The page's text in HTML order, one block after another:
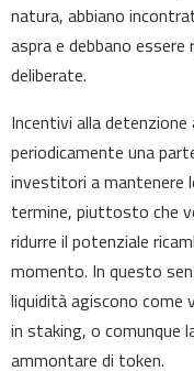
natura, abbiano
aspra e debbano
deliberate.
Incentivi alla
periodicamente una
investitori a mantenere
termine, piuttosto che
ridurre il potenziale
momento. In questo
liquidità agiscono come
in staking, o comunque
ammontare di token.